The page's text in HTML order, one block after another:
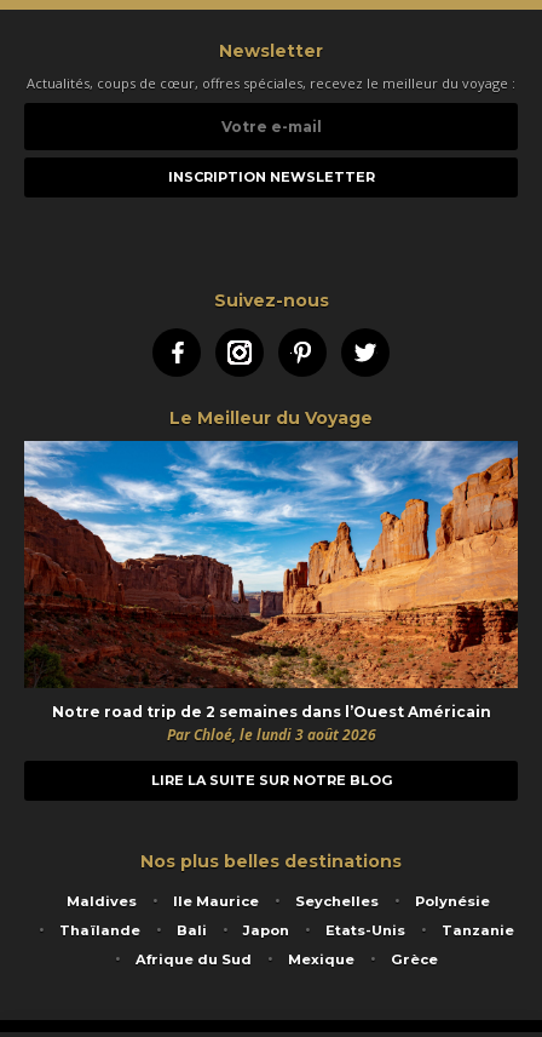
Newsletter
Actualités, coups de cœur, offres spéciales, recevez le meilleur du voyage :
e-
Suivez-nous
FacebookInstagramPinterestTwitter
Le Meilleur du Voyage
Notre road trip de 2 semaines dans l’Ouest Américain
Par Chloé, le lundi 3 août 2026
LIRE LA SUITE SUR NOTRE BLOG
Nos plus belles destinations
Maldives Ile Maurice Seychelles
Polynésie
Thaïlande
Bali Japon Etats-Unis
Tanzanie
Afrique du Sud
Mexique Grèce